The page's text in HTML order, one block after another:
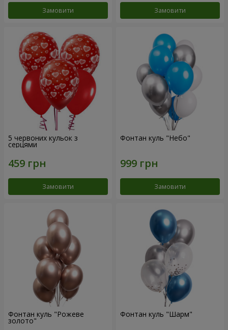
Замовити Замовити
5 червоних кульок з
серцями
Замовити
Фонтан куль "Небо"
Замовити
Фонтан куль "Рожеве
золото"
Фонтан куль "Шарм"